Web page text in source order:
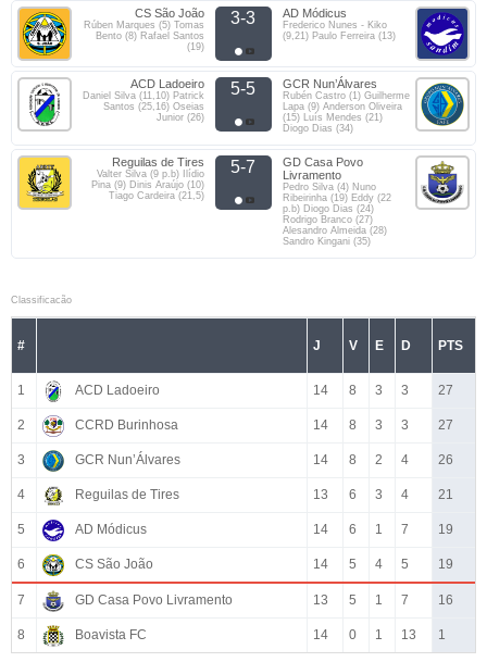
CS São João
Rúben Marques (5) Tomas
Bento (8) Rafael Santos
(19)
3-3 AD Módicus
Frederico Nunes - Kiko
(9,21) Paulo Ferreira (13)
ACD Ladoeiro
Daniel Silva (11,10) Patrick
Santos (25,16) Oseias
Junior (26)
5-5 GCR Nun’Álvares
Rubén Castro (1) Guilherme
Lapa (9) Anderson Oliveira
(15) Luís Mendes (21)
Diogo Dias (34)
Reguilas de Tires
Valter Silva (9 p.b) Ilídio
Pina (9) Dinis Araújo (10)
Tiago Cardeira (21,5)
5-7
GD Casa Povo
Livramento
Pedro Silva (4) Nuno
Ribeirinha (19) Eddy (22
p.b) Diogo Dias (24)
Rodrigo Branco (27)
Alesandro Almeida (28)
Sandro Kingani (35)
Classificacão
# J V E D PTS
1 ACD Ladoeiro 14 8 3 3 27
2 CCRD Burinhosa 14 8 3 3 27
3 GCR Nun’Álvares 14 8 2 4 26
4 Reguilas de Tires 13 6 3 4 21
5 AD Módicus 14 6 1 7 19
6 CS São João 14 5 4 5 19
7 GD Casa Povo Livramento 13 5 1 7 16
8 Boavista FC 14 0 1 13 1